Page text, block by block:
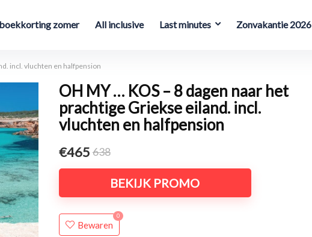
zomer All inclusive Last minutes Zonvakantie 2026
incl. vluchten en halfpension
OH MY … KOS – 8 dagen naar het
prachtige Griekse eiland. incl.
vluchten en halfpension
€465 638
BEKIJK PROMO
Bewaren
0